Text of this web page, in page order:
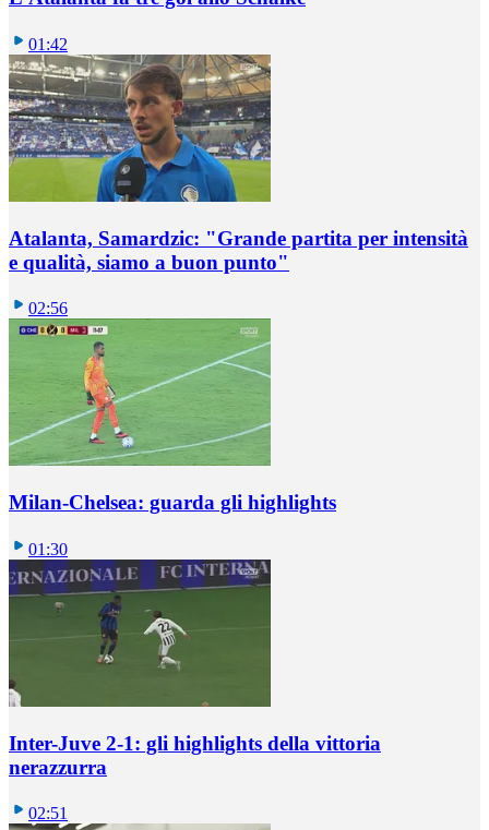
01:42
Atalanta, Samardzic: "Grande partita per intensità
e qualità, siamo a buon punto"
02:56
Milan-Chelsea: guarda gli highlights
01:30
Inter-Juve 2-1: gli highlights della vittoria
nerazzurra
02:51